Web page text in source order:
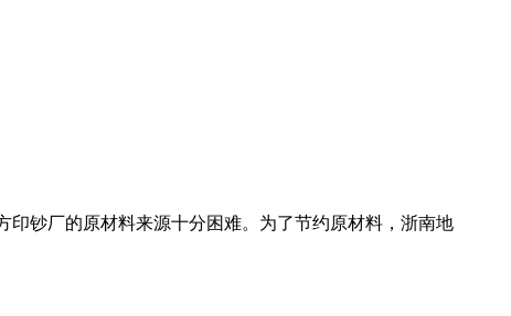
印钞厂的原材料来源十分困难。为了节约原材料，浙南地